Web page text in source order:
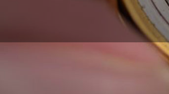
2026年6月法穆兰上海